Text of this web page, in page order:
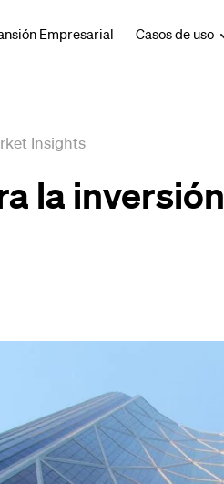
Empresarial Casos de uso
Insights
la inversión